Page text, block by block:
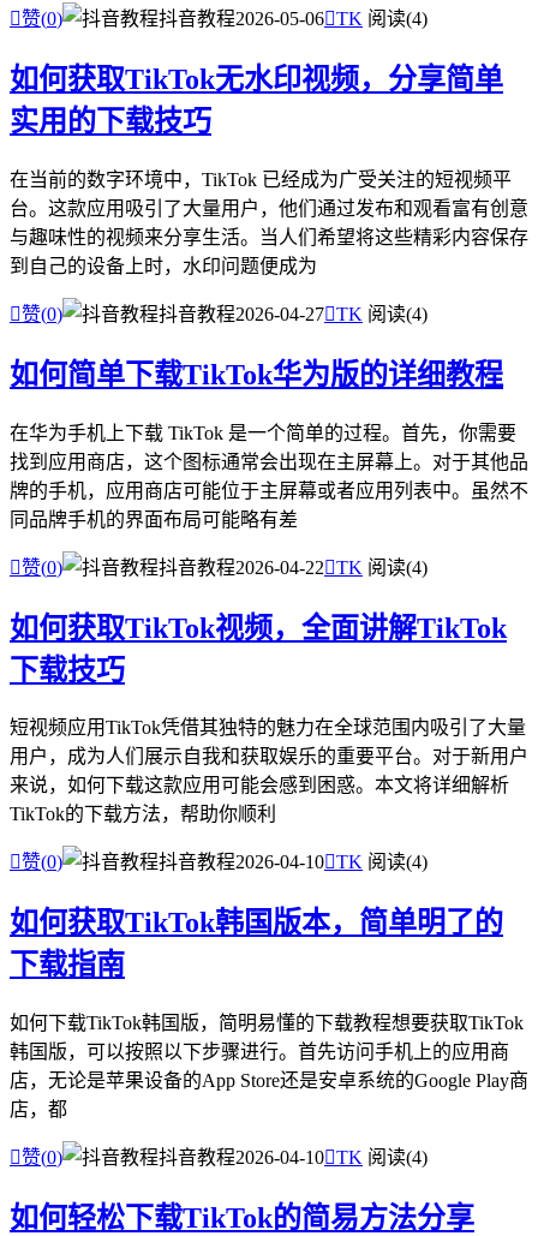
赞(0) 抖音教程2026-05-06TK 阅读(4)
如何获取TikTok无水印视频，分享简单
实用的下载技巧
在当前的数字环境中，TikTok 已经成为广受关注的短视频平
台。这款应用吸引了大量用户，他们通过发布和观看富有创意
与趣味性的视频来分享生活。当人们希望将这些精彩内容保存
到自己的设备上时，水印问题便成为
赞(0) 抖音教程2026-04-27TK 阅读(4)
如何简单下载TikTok华为版的详细教程
在华为手机上下载 TikTok 是一个简单的过程。首先，你需要
找到应用商店，这个图标通常会出现在主屏幕上。对于其他品
牌的手机，应用商店可能位于主屏幕或者应用列表中。虽然不
同品牌手机的界面布局可能略有差
赞(0) 抖音教程2026-04-22TK 阅读(4)
如何获取TikTok视频，全面讲解TikTok
下载技巧
短视频应用TikTok凭借其独特的魅力在全球范围内吸引了大量
用户，成为人们展示自我和获取娱乐的重要平台。对于新用户
来说，如何下载这款应用可能会感到困惑。本文将详细解析
TikTok的下载方法，帮助你顺利
赞(0) 抖音教程2026-04-10TK 阅读(4)
如何获取TikTok韩国版本，简单明了的
下载指南
如何下载TikTok韩国版，简明易懂的下载教程想要获取TikTok
韩国版，可以按照以下步骤进行。首先访问手机上的应用商
店，无论是苹果设备的App Store还是安卓系统的Google Play商
店，都
赞(0) 抖音教程2026-04-10TK 阅读(4)
如何轻松下载TikTok的简易方法分享